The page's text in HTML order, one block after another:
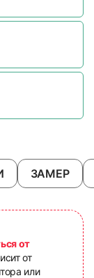
ЗАМЕР
от
от
или